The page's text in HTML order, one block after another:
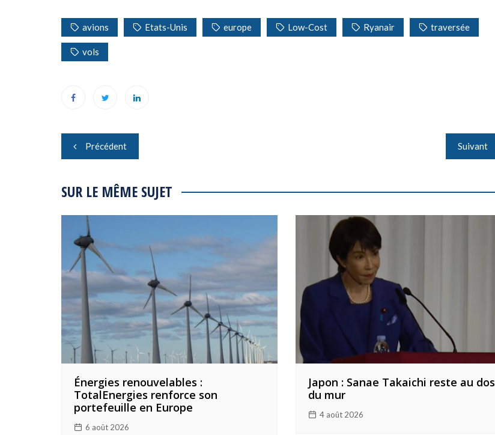
avions Etats-Unis europe Low-Cost Ryanair traversée
vols
Navigation
de
l’article
Précédent Suivant
SUR LE MÊME SUJET
Énergies renouvelables :
TotalEnergies renforce son
portefeuille en Europe
6 août 2026
Japon : Sanae Takaichi reste au dos
du mur
4 août 2026